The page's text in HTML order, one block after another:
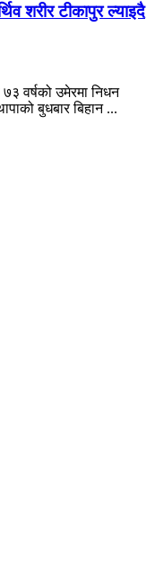
शरीर टीकापुर ल्याइदै
वर्षको उमेरमा निधन
बुधबार बिहान ...